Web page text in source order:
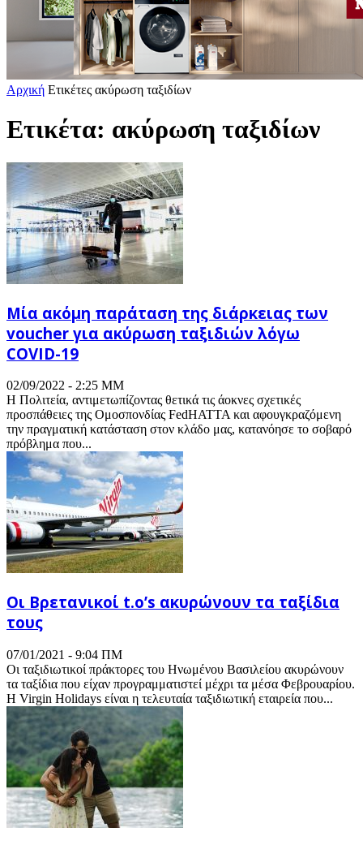
Αρχική Ετικέτες ακύρωση ταξιδίων
Ετικέτα: ακύρωση ταξιδίων
Μία ακόμη παράταση της διάρκειας των
voucher για ακύρωση ταξιδιών λόγω
COVID-19
02/09/2022 - 2:25 ΜΜ
Η Πολιτεία, αντιμετωπίζοντας θετικά τις άοκνες σχετικές
προσπάθειες της Ομοσπονδίας FedHATTA και αφουγκραζόμενη
την πραγματική κατάσταση στον κλάδο μας, κατανόησε το σοβαρό
πρόβλημα που...
Οι Βρετανικοί t.o’s ακυρώνουν τα ταξίδια
τους
07/01/2021 - 9:04 ΠΜ
Οι ταξιδιωτικοί πράκτορες του Ηνωμένου Βασιλείου ακυρώνουν
τα ταξίδια που είχαν προγραμματιστεί μέχρι τα μέσα Φεβρουαρίου.
Η Virgin Holidays είναι η τελευταία ταξιδιωτική εταιρεία που...